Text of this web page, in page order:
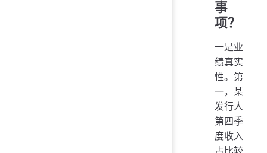
事
项？
一是业
绩真实
性。第
一，某
发行人
第四季
度收入